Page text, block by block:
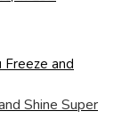
на
сторінці
товаруShine Super